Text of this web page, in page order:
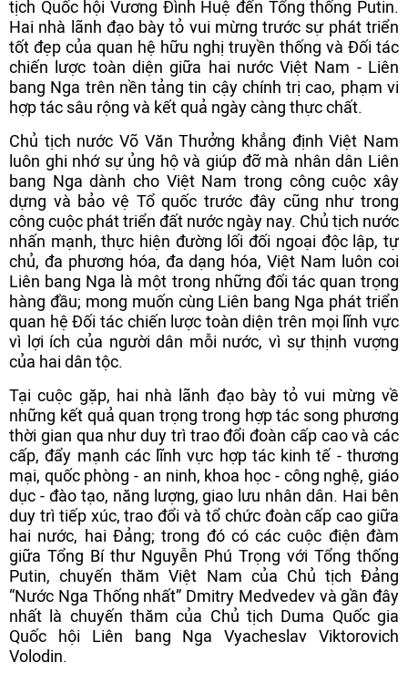
tịch Quốc hội Vương Đình Huệ đến Tổng thống Putin.
Hai nhà lãnh đạo bày tỏ vui mừng trước sự phát triển
tốt đẹp của quan hệ hữu nghị truyền thống và Đối tác
chiến lược toàn diện giữa hai nước Việt Nam - Liên
bang Nga trên nền tảng tin cậy chính trị cao, phạm vi
hợp tác sâu rộng và kết quả ngày càng thực chất.
Chủ tịch nước Võ Văn Thưởng khẳng định Việt Nam
luôn ghi nhớ sự ủng hộ và giúp đỡ mà nhân dân Liên
bang Nga dành cho Việt Nam trong công cuộc xây
dựng và bảo vệ Tổ quốc trước đây cũng như trong
công cuộc phát triển đất nước ngày nay. Chủ tịch nước
nhấn mạnh, thực hiện đường lối đối ngoại độc lập, tự
chủ, đa phương hóa, đa dạng hóa, Việt Nam luôn coi
Liên bang Nga là một trong những đối tác quan trọng
hàng đầu; mong muốn cùng Liên bang Nga phát triển
quan hệ Đối tác chiến lược toàn diện trên mọi lĩnh vực
vì lợi ích của người dân mỗi nước, vì sự thịnh vượng
của hai dân tộc.
Tại cuộc gặp, hai nhà lãnh đạo bày tỏ vui mừng về
những kết quả quan trọng trong hợp tác song phương
thời gian qua như duy trì trao đổi đoàn cấp cao và các
cấp, đẩy mạnh các lĩnh vực hợp tác kinh tế - thương
mại, quốc phòng - an ninh, khoa học - công nghệ, giáo
dục - đào tạo, năng lượng, giao lưu nhân dân. Hai bên
duy trì tiếp xúc, trao đổi và tổ chức đoàn cấp cao giữa
hai nước, hai Đảng; trong đó có các cuộc điện đàm
giữa Tổng Bí thư Nguyễn Phú Trọng với Tổng thống
Putin, chuyến thăm Việt Nam của Chủ tịch Đảng
“Nước Nga Thống nhất” Dmitry Medvedev và gần đây
nhất là chuyến thăm của Chủ tịch Duma Quốc gia
Quốc hội Liên bang Nga Vyacheslav Viktorovich
Volodin.